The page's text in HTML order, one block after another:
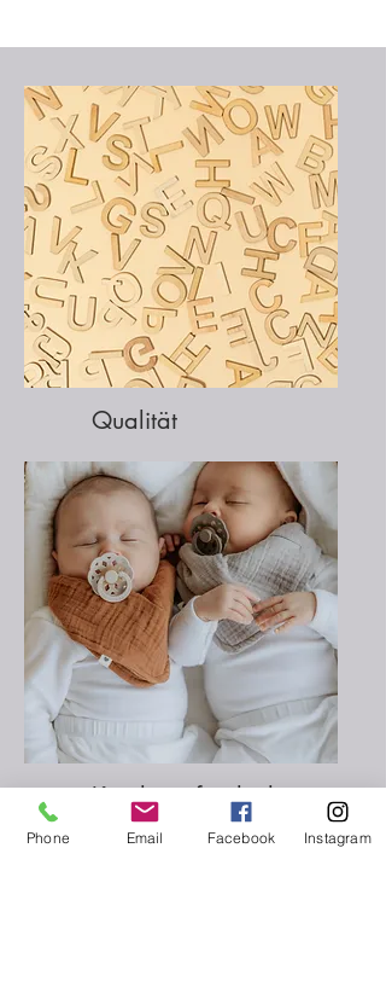
Qualität
Kundenzufriedenheit
Phone Email Facebook Instagram